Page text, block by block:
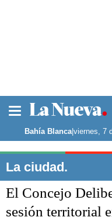
Noticias
Bahía Blanca|viernes, 7
La ciudad.
El Concejo
sesión territorial